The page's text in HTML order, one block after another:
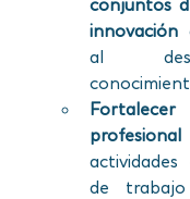
conjuntos
innovación
al
profesional
actividades
de